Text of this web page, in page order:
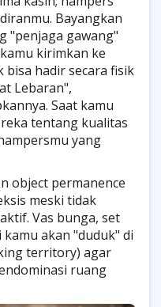
Bayangkan
"penjaga gawang"
kirimkan ke
bisa hadir secara fisik
Lebaran",
Saat kamu
tentang kualitas
yang
object permanence
meski tidak
Vas bunga, set
akan "duduk" di
territory) agar
ruang